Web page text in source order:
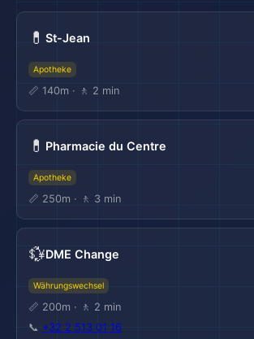
💊 St-Jean
Apotheke
📏 140m · 🚶 2 min
💊 Pharmacie du Centre
Apotheke
📏 250m · 🚶 3 min
💱DME Change
Währungswechsel
📏 200m · 🚶 2 min
📞 +32 2 513 01 16